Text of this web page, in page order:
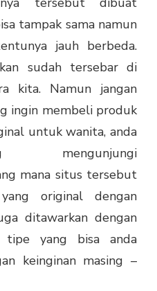
tampak sama namun
jauh berbeda.
sudah tersebar di
kita. Namun jangan
ingin membeli produk
untuk wanita, anda
mengunjungi
mana situs tersebut
original dengan
ditawarkan dengan
tipe yang bisa anda
keinginan masing –